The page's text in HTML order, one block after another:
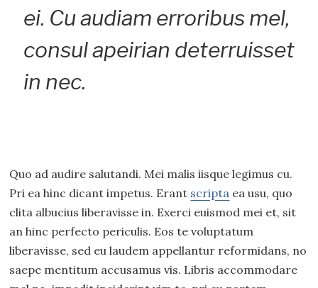
ei. Cu audiam erroribus mel,
consul apeirian deterruisset
in nec.
Quo ad audire salutandi. Mei malis iisque legimus cu.
Pri ea hinc dicant impetus. Erant scripta ea usu, quo
clita albucius liberavisse in. Exerci euismod mei et, sit
an hinc perfecto periculis. Eos te voluptatum
liberavisse, sed eu laudem appellantur reformidans, no
saepe mentitum accusamus vis. Libris accommodare